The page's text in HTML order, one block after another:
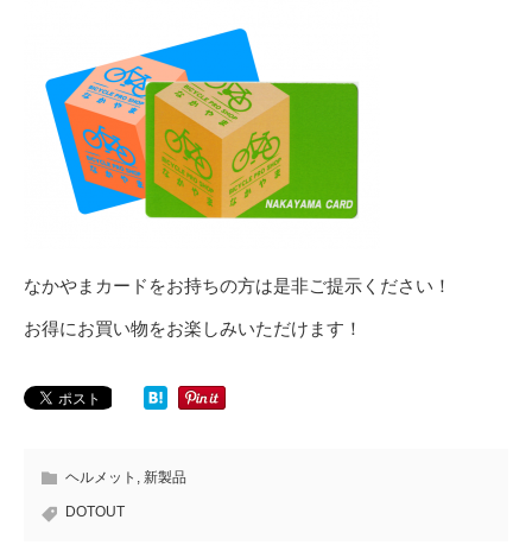
なかやまカードをお持ちの方は是非ご提示ください！
お得にお買い物をお楽しみいただけます！
ヘルメット , 新製品
DOTOUT